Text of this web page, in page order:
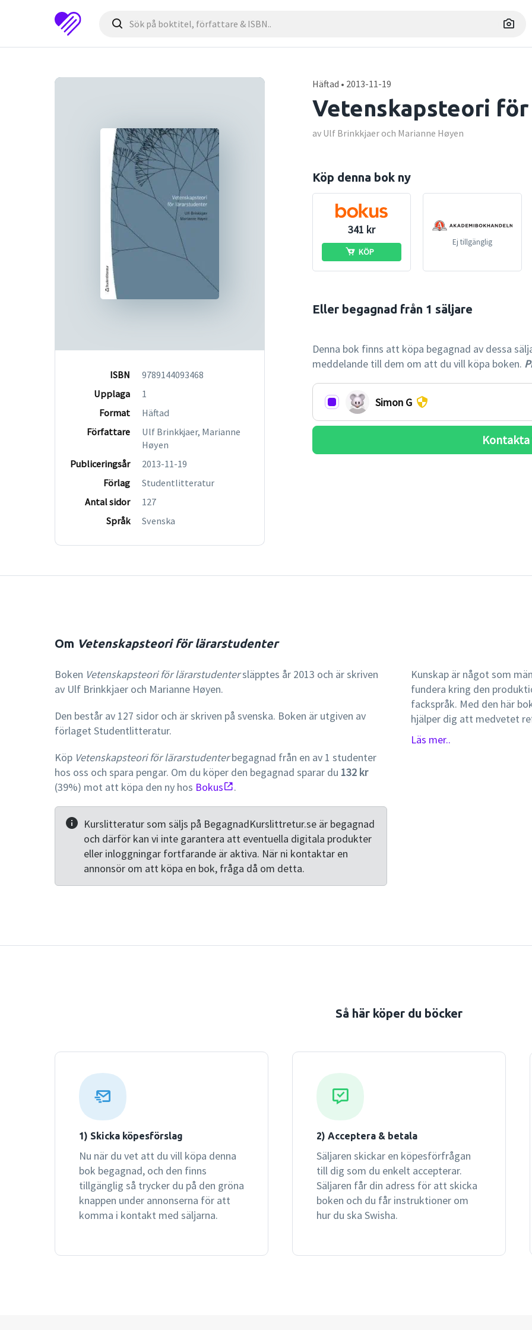
ISBN
9789144093468
Upplaga
1
Format
Häftad
Författare
Ulf Brinkkjaer, Marianne
Høyen
Publiceringsår
2013-11-19
Förlag
Studentlitteratur
Antal sidor
127
Språk
Svenska
Häftad • 2013-11-19
Vetenskapsteori
av Ulf Brinkkjaer och Marianne Høyen
Köp denna bok ny
341 kr
KÖP
Ej tillgänglig
Eller begagnad från 1 säljare
Denna bok finns att köpa begagnad av dessa
meddelande till dem om att du vill köpa boken.
Simon G
Kontakta
Om Vetenskapsteori för lärarstudenter
Boken Vetenskapsteori för lärarstudentersläpptes år 2013 och är skriven
av Ulf Brinkkjaer och Marianne Høyen.
Den består av 127 sidor och är skriven på svenska. Boken är utgiven av
förlaget Studentlitteratur.
Köp Vetenskapsteori för lärarstudenterbegagnad från en av 1 studenter
hos oss och spara pengar. Om du köper den begagnad sparar du 132 kr
(39%) mot att köpa den ny hos Bokus .
Kurslitteratur som säljs på BegagnadKurslittretur.se är begagnad
och därför kan vi inte garantera att eventuella digitala produkter
eller inloggningar fortfarande är aktiva. När ni kontaktar en
annonsör om att köpa en bok, fråga då om detta.
Kunskap är något som
fundera kring den
fackspråk. Med den här
hjälper dig att medvetet
du ska tillägna dig
Läs mer..
Så här köper du böcker
1) Skicka köpesförslag
Nu när du vet att du vill köpa denna
bok begagnad, och den finns
tillgänglig så trycker du på den gröna
knappen under annonserna för att
komma i kontakt med säljarna.
2) Acceptera & betala
Säljaren skickar en köpesförfrågan
till dig som du enkelt accepterar.
Säljaren får din adress för att skicka
boken och du får instruktioner om
hur du ska Swisha.